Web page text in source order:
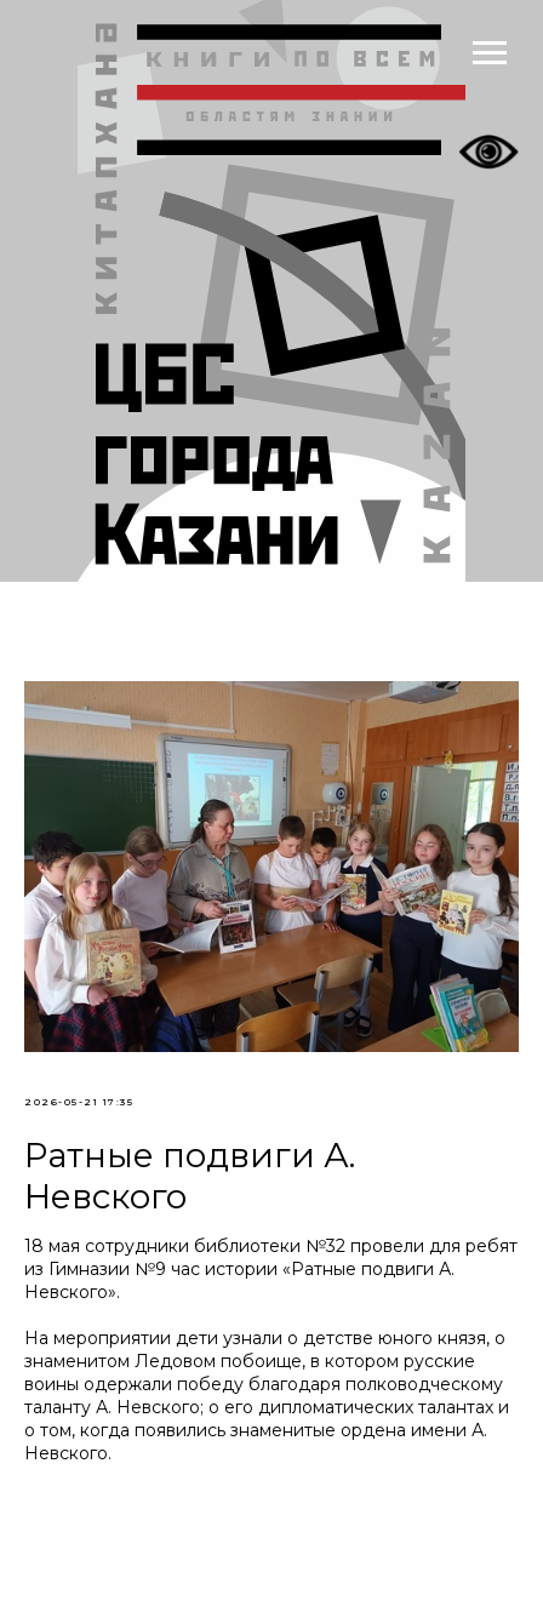
2026-05-21 17:35
Ратные подвиги А.
Невского
18 мая сотрудники библиотеки №32 провели для ребят
из Гимназии №9 час истории «Ратные подвиги А.
Невского».
На мероприятии дети узнали о детстве юного князя, о
знаменитом Ледовом побоище, в котором русские
воины одержали победу благодаря полководческому
таланту А. Невского; о его дипломатических талантах и
о том, когда появились знаменитые ордена имени А.
Невского.